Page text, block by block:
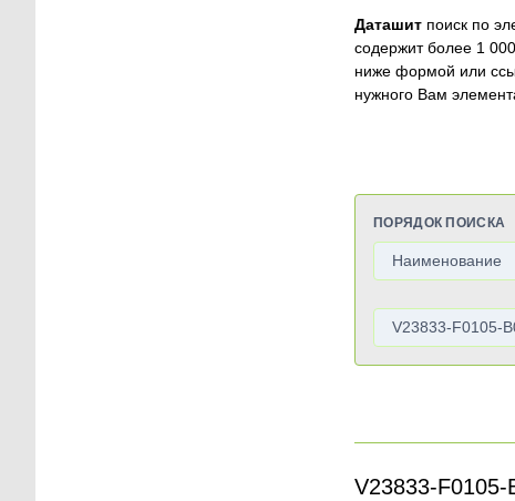
Даташит поиск по
содержит более 1
ниже формой или
нужного Вам
ПОРЯДОК ПОИСКА
V23833-